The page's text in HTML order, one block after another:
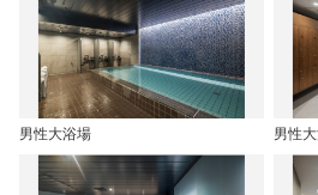
男性大浴場 男性